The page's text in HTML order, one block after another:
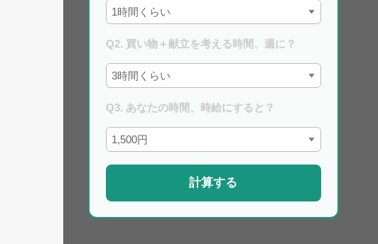
Q2. 買い物＋献立を考える時間、週に？
Q3. あなたの時間、時給にすると？
計算する